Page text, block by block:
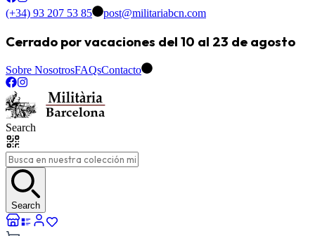
(+34) 93 207 53 85 post@militariabcn.com
Cerrado por vacaciones del 10 al 23 de agosto
Sobre NosotrosFAQsContacto
Search
Search